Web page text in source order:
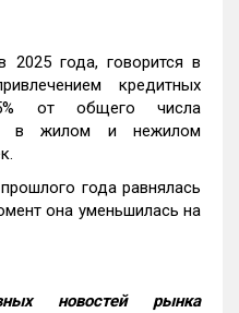
2025 года, говорится в
кредитных
от общего числа
в жилом и нежилом
года равнялась
она уменьшилась на
новостей рынка